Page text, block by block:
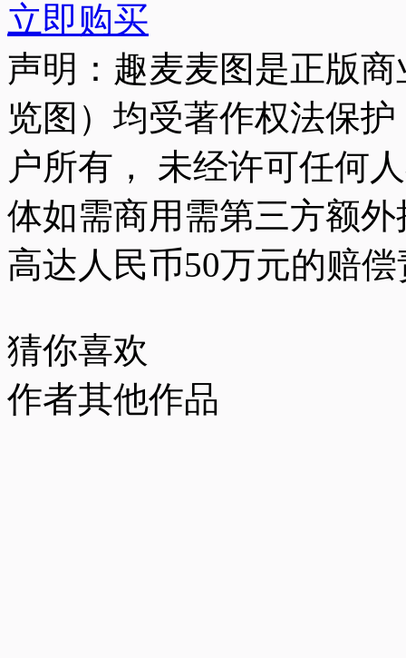
立即购买
声明：趣麦麦图是正版
览图）均受著作权法保
户所有， 未经许可任何
体如需商用需第三方额
高达人民币50万元的赔
猜你喜欢
作者其他作品